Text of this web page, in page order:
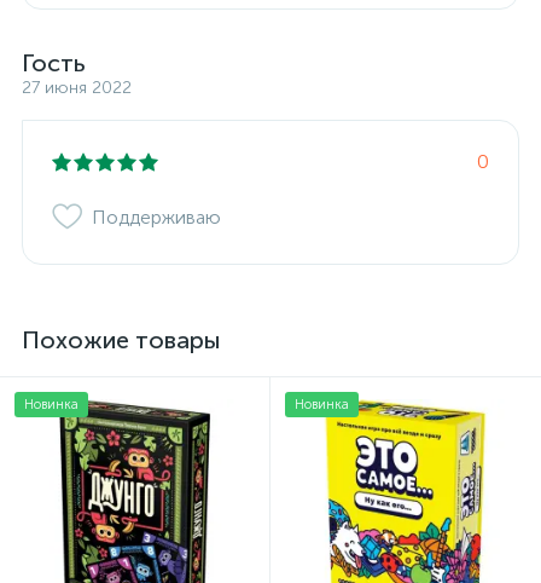
Гость
27 июня 2022
0
Поддерживаю
Похожие товары
Новинка Новинка